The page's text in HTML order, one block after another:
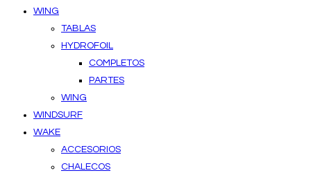
WING
TABLAS
HYDROFOIL
COMPLETOS
PARTES
WING
WINDSURF
WAKE
ACCESORIOS
CHALECOS